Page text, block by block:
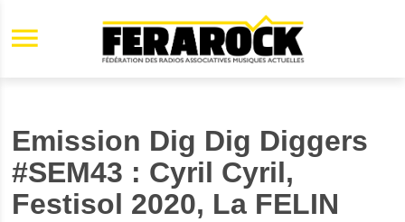
Aller au contenu principal
Emission Dig Dig Diggers
#SEM43 : Cyril Cyril,
Festisol 2020, La FELIN